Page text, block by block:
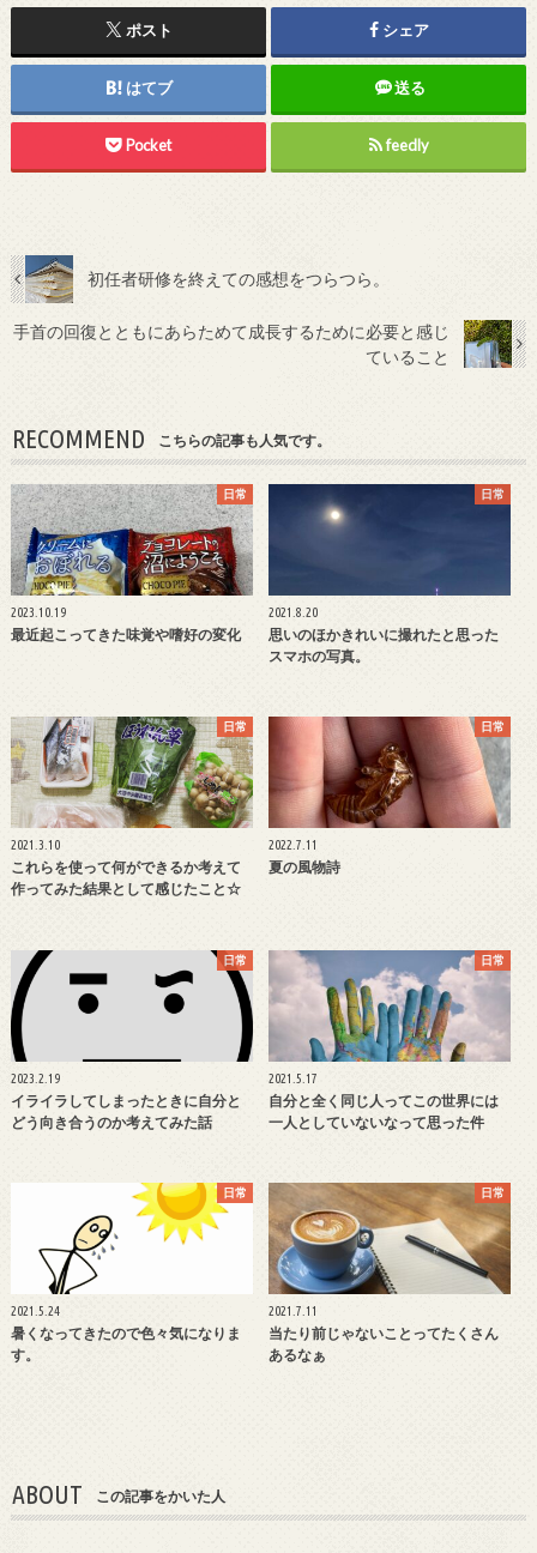
ポスト シェア
はてブ 送る
Pocket feedly
初任者研修を終えての感想をつらつら。
手首の回復とともにあらためて成長するために必要と感じ
ていること
RECOMMEND こちらの記事も人気です。
日常
2023.10.19
最近起こってきた味覚や嗜好の変化
日常
2021.8.20
思いのほかきれいに撮れたと思った
スマホの写真。
日常
2021.3.10
これらを使って何ができるか考えて
作ってみた結果として感じたこと☆
日常
2022.7.11
夏の風物詩
日常
2023.2.19
イライラしてしまったときに自分と
どう向き合うのか考えてみた話
日常
2021.5.17
自分と全く同じ人ってこの世界には
一人としていないなって思った件
日常
2021.5.24
暑くなってきたので色々気になりま
す。
日常
2021.7.11
当たり前じゃないことってたくさん
あるなぁ
ABOUT この記事をかいた人